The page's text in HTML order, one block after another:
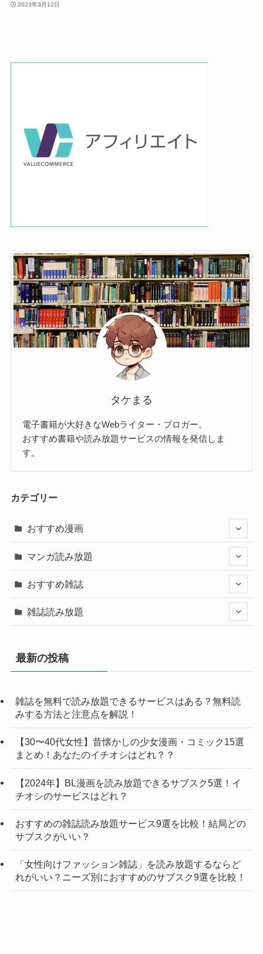
2023年3月12日
タケまる
電子書籍が大好きなWebライター・ブロガー。
おすすめ書籍や読み放題サービスの情報を発信しま
す。
カテゴリー
おすすめ漫画
マンガ読み放題
おすすめ雑誌
雑誌読み放題
最新の投稿
雑誌を無料で読み放題できるサービスはある？無料読
みする方法と注意点を解説！
【30〜40代女性】昔懐かしの少女漫画・コミック15選
まとめ！あなたのイチオシはどれ？？
【2024年】BL漫画を読み放題できるサブスク5選！イ
チオシのサービスはどれ？
おすすめの雑誌読み放題サービス9選を比較！結局どの
サブスクがいい？
「女性向けファッション雑誌」を読み放題するならど
れがいい？ニーズ別におすすめのサブスク9選を比較！